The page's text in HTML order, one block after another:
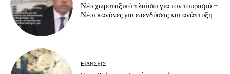
Νέο χωροταξικό πλαίσιο για τον τουρισμό –
Νέοι κανόνες για επενδύσεις και ανάπτυξη
EΙΔΗΣΕΙΣ